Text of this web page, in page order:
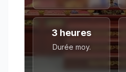
3 heures
Durée moy.